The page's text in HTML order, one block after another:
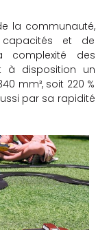
la communauté,
et de
complexité des
à disposition un
mm³, soit 220 %
par sa rapidité